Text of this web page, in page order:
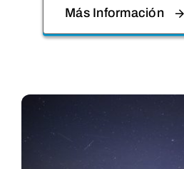
Más Información